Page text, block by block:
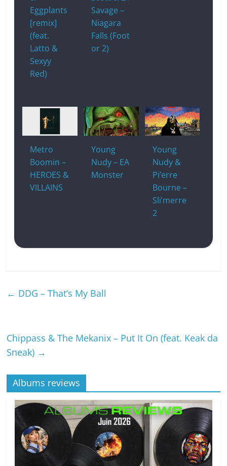
Eggplants
[remix]
(feat.
Latto &
Sexyy
Red)
Savage –
Niagara
Falls (Foot
or 2)
Metro
Boomin –
HEROES &
VILLAINS
Young
Nudy – EA
Monster
Young
Nudy &
Pi’erre
Bourne –
Sli’merre
2
← DDG – That’s My Ball
Chippass & The Mekanix – Put It On (feat. Keak da
Sneak) →
Albums reviews